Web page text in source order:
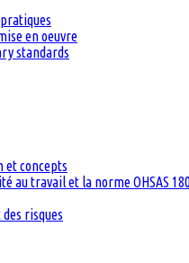
en oeuvre
standards
et concepts
au travail et la norme OHSAS
risques